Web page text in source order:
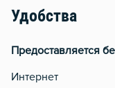
Удобства
Предоставляется
Интернет